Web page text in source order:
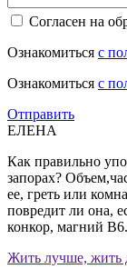
Согласен на
Ознакомиться с
Ознакомиться с
Отправить
ЕЛЕНА
Как правильно
запорах?
ее, греть или
повредит ли она,
конкор, магний В6.
Жить лучше, жить